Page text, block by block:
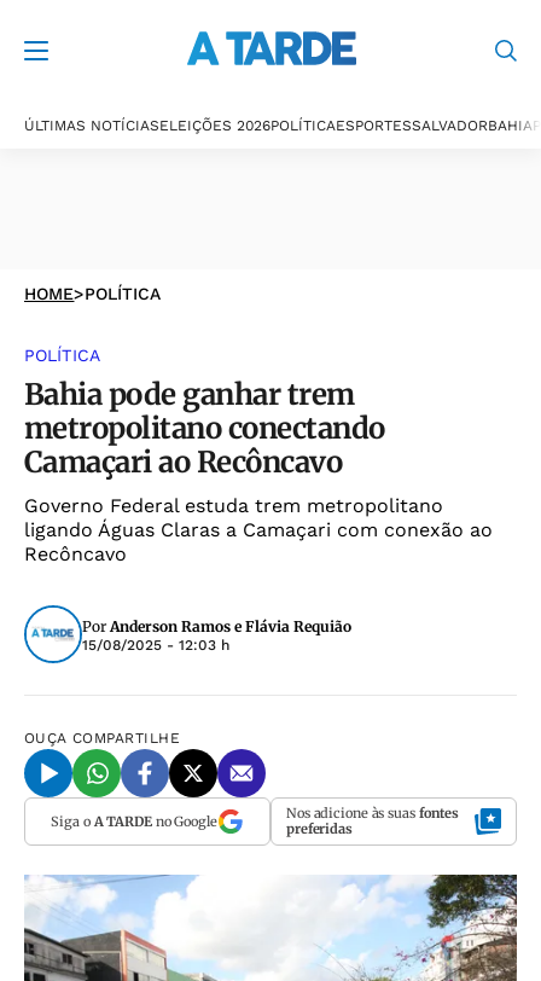
ÚLTIMAS NOTÍCIASELEIÇÕES 2026POLÍTICAESPORTESSALVADORBAHIA
HOME>POLÍTICA
POLÍTICA
Bahia pode ganhar trem
metropolitano conectando
Camaçari ao Recôncavo
Governo Federal estuda trem metropolitano
ligando Águas Claras a Camaçari com conexão ao
Recôncavo
PorAnderson Ramos e Flávia Requião
15/08/2025 - 12:03 h
OUÇA COMPARTILHE
Siga o A TARDEno Google Nos adicione às suas fontes
preferidas